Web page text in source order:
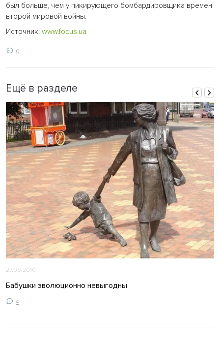
был больше, чем у пикирующего бомбардировщика времен
второй мировой войны.
Источник: www.focus.ua
0
Ещё в разделе
27.08.2010
Бабушки эволюционно невыгодны
4